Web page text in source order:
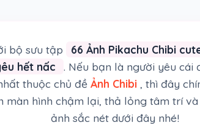
bộ sưu tập
66 Ảnh Pikachu Chibi
hết nấc
. Nếu bạn là người yêu cái
thuộc chủ đề Ảnh Chibi , thì đây
màn hình chậm lại, thả lỏng tâm trí
ảnh sắc nét dưới đây nhé!